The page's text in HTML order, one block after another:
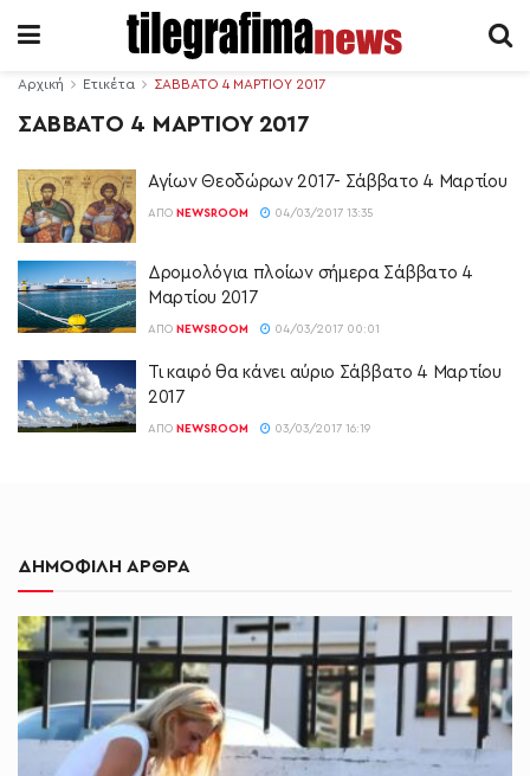
Αρχική Ετικέτα ΣΑΒΒΑΤΟ 4 ΜΑΡΤΙΟΥ 2017
ΣΑΒΒΑΤΟ 4 ΜΑΡΤΙΟΥ 2017
Αγίων Θεοδώρων 2017- Σάββατο 4 Μαρτίου
ΑΠΌ NEWSROOM 04/03/2017 13:35
Δρομολόγια πλοίων σήμερα Σάββατο 4
Μαρτίου 2017
ΑΠΌ NEWSROOM 04/03/2017 00:01
Τι καιρό θα κάνει αύριο Σάββατο 4 Μαρτίου
2017
ΑΠΌ NEWSROOM 03/03/2017 16:19
ΔΗΜΟΦΙΛΗ ΑΡΘΡΑ